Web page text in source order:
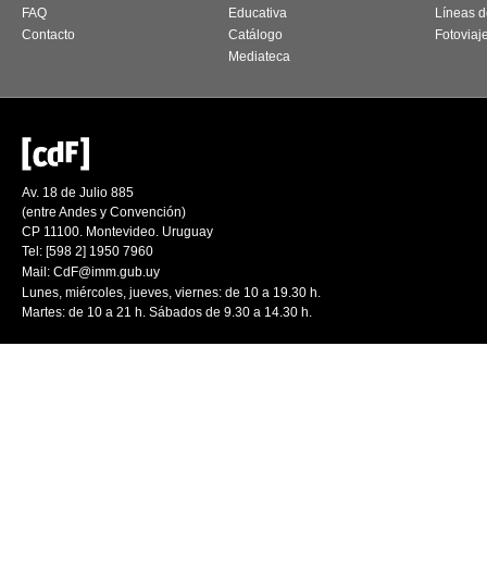
FAQ
Contacto
Educativa
Catálogo
Mediateca
Líneas
Av. 18 de Julio 885
(entre Andes y Convención)
CP 11100. Montevideo. Uruguay
Tel: [598 2] 1950 7960
Mail: CdF@imm.gub.uy
Lunes, miércoles, jueves, viernes: de 10 a 19.30 h.
Martes: de 10 a 21 h. Sábados de 9.30 a 14.30 h.